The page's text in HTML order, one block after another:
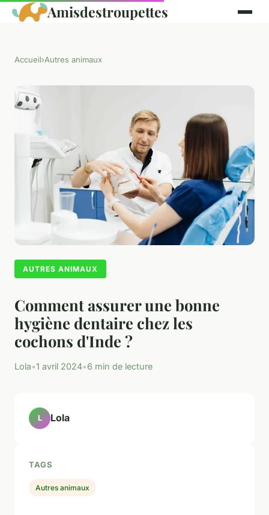
Amisdestroupettes
Accueil›Autres animaux
AUTRES ANIMAUX
Comment assurer une bonne
hygiène dentaire chez les
cochons d'Inde ?
Lola•1 avril 2024•6 min de lecture
L Lola
TAGS
Autres animaux